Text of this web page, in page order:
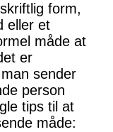
form,
eller et
måde at
er
sender
person
tips til at
måde: